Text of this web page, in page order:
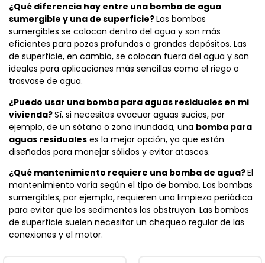
¿Qué diferencia hay entre una bomba de agua
sumergible y una de superficie?Las bombas
sumergibles se colocan dentro del agua y son más
eficientes para pozos profundos o grandes depósitos. Las
de superficie, en cambio, se colocan fuera del agua y son
ideales para aplicaciones más sencillas como el riego o
trasvase de agua.
¿Puedo usar una bomba para aguas residuales en mi
vivienda?Sí, si necesitas evacuar aguas sucias, por
ejemplo, de un sótano o zona inundada, una bomba para
aguas residuales es la mejor opción, ya que están
diseñadas para manejar sólidos y evitar atascos.
¿Qué mantenimiento requiere una bomba de agua?El
mantenimiento varía según el tipo de bomba. Las bombas
sumergibles, por ejemplo, requieren una limpieza periódica
para evitar que los sedimentos las obstruyan. Las bombas
de superficie suelen necesitar un chequeo regular de las
conexiones y el motor.